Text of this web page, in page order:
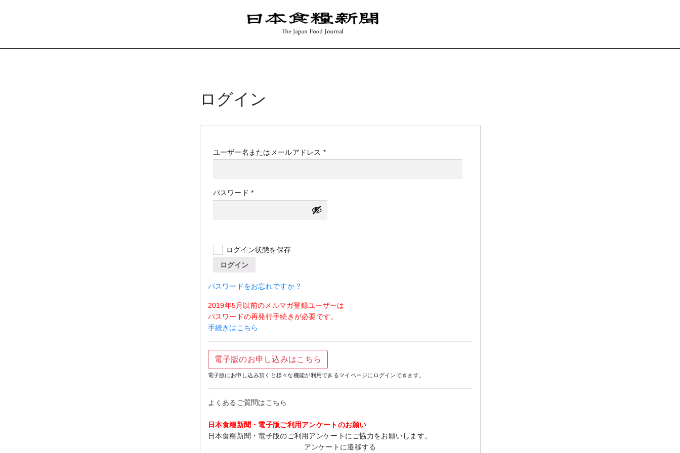
ログイン
ユーザー名またはメールアドレス *必
パスワード*必
須
ログイン状態を保存
ログイン
パスワードをお忘れですか ?
2019年5月以前のメルマガ登録ユーザーは
パスワードの再発行手続きが必要です。
手続きはこちら
電子版のお申し込みはこちら
電子版にお申し込み頂くと様々な機能が利用できるマイページにログインできます。
よくあるご質問はこちら
日本食糧新聞・電子版ご利用アンケートのお願い
日本食糧新聞・電子版のご利用アンケートにご協力をお願いします。
アンケートに遷移する